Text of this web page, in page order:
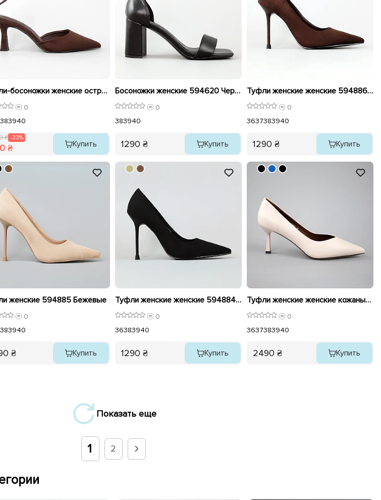
Туфли-босоножки женские острый носок 594612 Коричневые распродажа
0
383940
₴ -23%
₴ Купить
Босоножки женские 594620 Черные
0
383940
1290 ₴ Купить
Туфли женские женские 594886 Коричневые
0
3637383940
1290 ₴ Купить
женские 594885 Бежевые
0
383940
₴ Купить
Туфли женские женские 594884 Черные
0
36383940
1290 ₴ Купить
Туфли женские женские кожаные 594209 Бежевые
0
3637383940
2490 ₴ Купить
Показать еще
1 2